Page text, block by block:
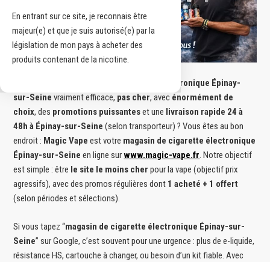
En entrant sur ce site, je reconnais être
majeur(e) et que je suis autorisé(e) par la
législation de mon pays à acheter des
produits contenant de la nicotine.
magasin de cigarette électronique Épinay-
sur-Seine vraiment efficace, pas cher, avec énormément de
choix, des promotions puissanteset une livraison rapide 24 à
48h à Épinay-sur-Seine (selon transporteur) ? Vous êtes au bon
endroit : Magic Vape est votre magasin de cigarette électronique
Épinay-sur-Seine en ligne surwww.magic-vape.fr. Notre objectif
est simple : être le site le moins cher pour la vape (objectif prix
agressifs), avec des promos régulières dont 1 acheté + 1 offert
(selon périodes et sélections).
Si vous tapez “magasin de cigarette électronique Épinay-sur-
Seine” sur Google, c’est souvent pour une urgence : plus de e-liquide,
résistance HS, cartouche à changer, ou besoin d’un kit fiable. Avec